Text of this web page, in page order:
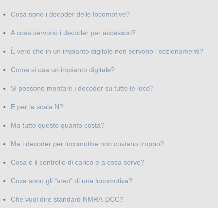
Cosa sono i decoder delle locomotive?
A cosa servono i decoder per accessori?
È vero che in un impianto digitale non servono i sezionamenti?
Come si usa un impianto digitale?
Si possono montare i decoder su tutte le loco?
E per la scala N?
Ma tutto questo quanto costa?
Ma i decoder per locomotive non costano troppo?
Cosa è il controllo di carico e a cosa serve?
Cosa sono gli "step" di una locomotiva?
Che vuol dire standard NMRA-DCC?